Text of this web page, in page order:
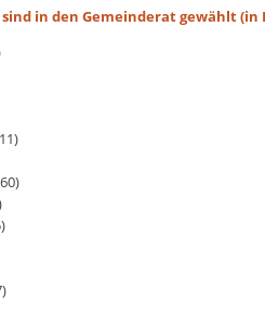
sind in den Gemeinderat gewählt